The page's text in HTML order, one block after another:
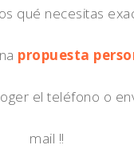
qué necesitas
propuesta
el teléfono o
mail !!